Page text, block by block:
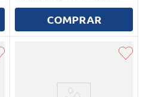
COMPRAR